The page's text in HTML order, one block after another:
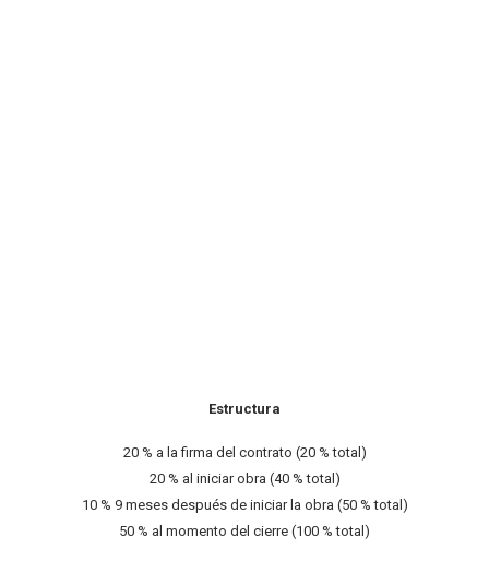
Estructura
20 % a la firma del contrato (20 % total)
20 % al iniciar obra (40 % total)
10 % 9 meses después de iniciar la obra (50 % total)
50 % al momento del cierre (100 % total)